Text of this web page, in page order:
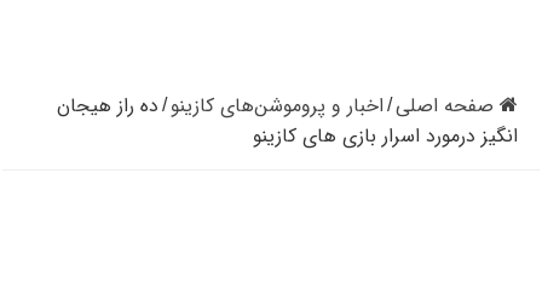
صفحه اصلی/ اخبار و پروموشن‌های کازینو / ده راز هیجان
انگیز درمورد اسرار بازی های کازینو